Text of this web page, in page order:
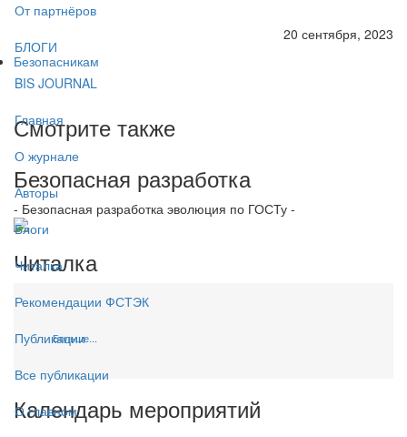
От партнёров
БЛОГИ
BIS JOURNAL
Главная
О журнале
Авторы
Блоги
Читалка
Рекомендации ФСТЭК
Публикации
Все публикации
О главном
20 сентября, 2023
Безопасникам
Смотрите также
Безопасная разработка
- Безопасная разработка эволюция по ГОСТу -
Читалка
Больше...
Календарь мероприятий